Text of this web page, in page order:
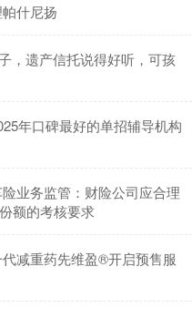
什尼扬
，遗产信托说得好听，可孩
年口碑最好的单招辅导机构
业务监管：财险公司应合理
额的考核要求
减重药先维盈®开启预售服